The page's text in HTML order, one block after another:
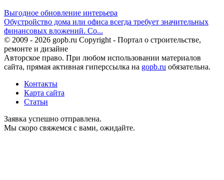
Выгодное обновление интерьера
Обустройство дома или офиса всегда требует значительных
финансовых вложений. Со...
© 2009 - 2026 gopb.ru Copyright - Портал о строительстве,
ремонте и дизайне
Авторское право. При любом использовании материалов
сайта, прямая активная гиперссылка на gopb.ru обязательна.
Контакты
Карта сайта
Статьи
Заявка успешно отправлена.
Мы скоро свяжемся с вами, ожидайте.